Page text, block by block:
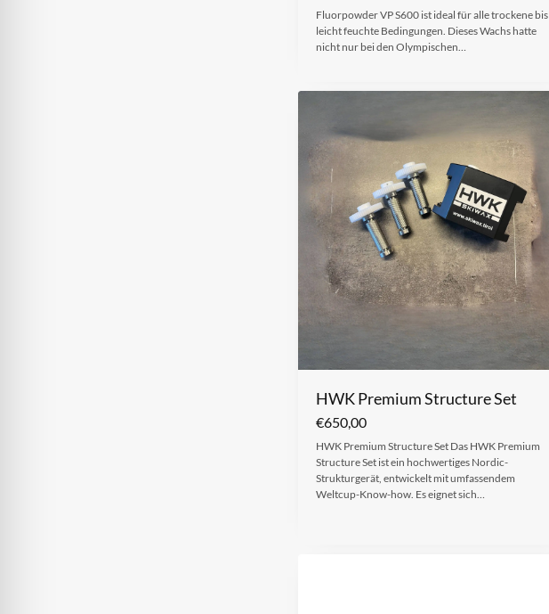
Fluorpowder VP S600 ist ideal für alle trockene bis
leicht feuchte Bedingungen. Dieses Wachs hatte
nicht nur bei den Olympischen…
HWK Premium Structure Set
€650,00
HWK Premium Structure Set Das HWK Premium
Structure Set ist ein hochwertiges Nordic-
Strukturgerät, entwickelt mit umfassendem
Weltcup-Know-how. Es eignet sich…